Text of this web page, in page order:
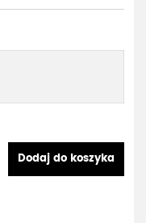
Dodaj do koszyka